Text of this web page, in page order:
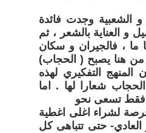
و الشعبية وجدت فائدة
و العناية بالشعر ، ثم
، فالجيران و سكان
هنا يصبح ( الحجاب)
المنهج التفكيري لهذه
شعارا لها . اما
فقط تسعى نحو
لشراء اغلى اغطية
حتى تتباهى كل